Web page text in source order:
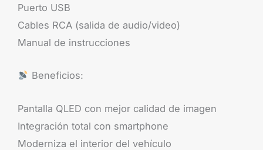
Puerto USB
Cables RCA (salida de audio/video)
Manual de instrucciones
Beneficios:
Pantalla QLED con mejor calidad de imagen
Integración total con smartphone
Moderniza el interior del vehículo